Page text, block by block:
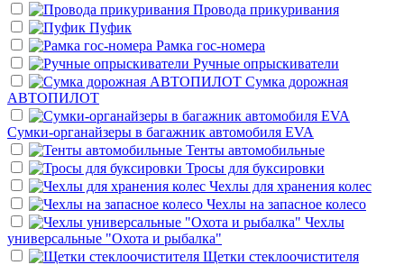
Провода прикуривания
Пуфик
Рамка гос-номера
Ручные опрыскиватели
Сумка дорожная
АВТОПИЛОТ
Сумки-органайзеры в багажник автомобиля EVA
Тенты автомобильные
Тросы для буксировки
Чехлы для хранения колес
Чехлы на запасное колесо
Чехлы
универсальные "Охота и рыбалка"
Щетки стеклоочистителя